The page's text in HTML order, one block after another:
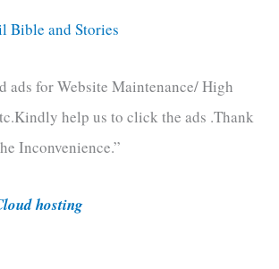
Bible and Stories
ads for Website Maintenance/ High
help us to click the ads .Thank
Inconvenience.”
hosting